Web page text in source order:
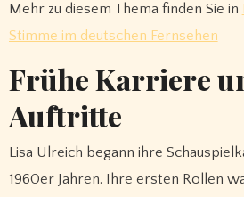
Mehr zu diesem Thema finden Sie in
Stimme im deutschen Fernsehen
Frühe Karriere
Auftritte
Lisa Ulreich begann ihre
1960er Jahren. Ihre ersten Rollen